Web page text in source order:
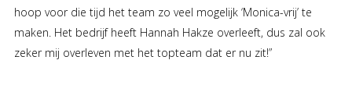
hoop voor die tijd het team zo veel mogelijk ‘Monica-vrij’ te
maken. Het bedrijf heeft Hannah Hakze overleeft, dus zal ook
zeker mij overleven met het topteam dat er nu zit!”